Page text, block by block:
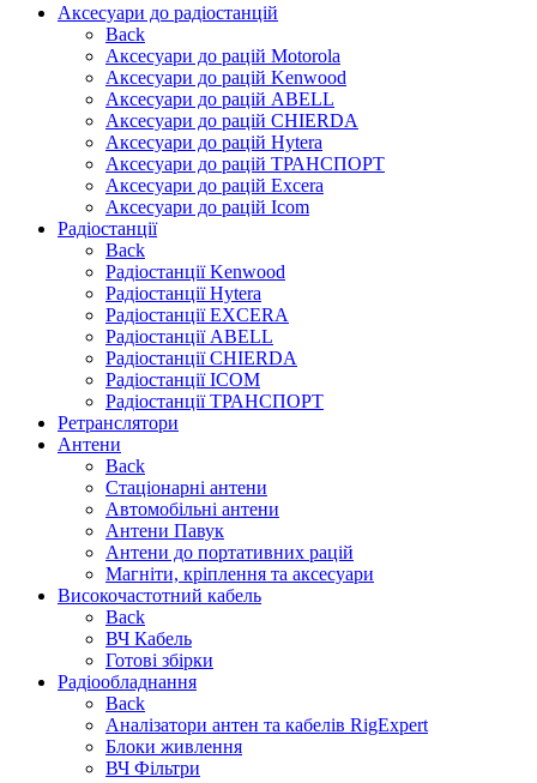
Аксесуари до радіостанцій
Back
Аксесуари до рацій Motorola
Аксесуари до рацій Kenwood
Аксесуари до рацій ABELL
Аксесуари до рацій CHIERDA
Аксесуари до рацій Hytera
Аксесуари до рацій ТРАНСПОРТ
Аксесуари до рацій Excera
Аксесуари до рацій Icom
Радіостанції
Back
Радіостанції Kenwood
Радіостанції Hytera
Радіостанції EXCERA
Радіостанції ABELL
Радіостанції CHIERDA
Радіостанції ICOM
Радіостанції ТРАНСПОРТ
Ретранслятори
Антени
Back
Стаціонарні антени
Автомобільні антени
Антени Павук
Антени до портативних рацій
Магніти, кріплення та аксесуари
Високочастотний кабель
Back
ВЧ Кабель
Готові збірки
Радіообладнання
Back
Аналізатори антен та кабелів RigExpert
Блоки живлення
ВЧ Фільтри